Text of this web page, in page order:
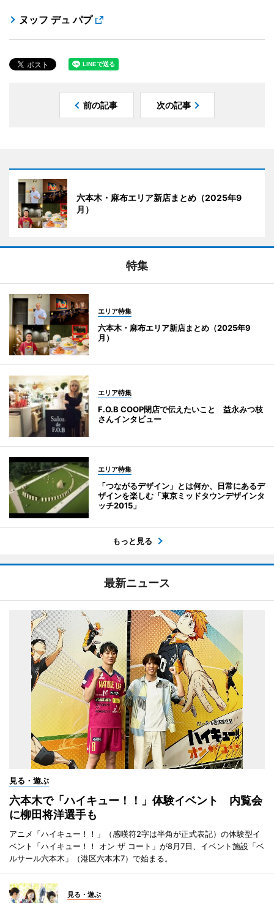
ヌッフ デュ パプ
前の記事 次の記事
六本木・麻布エリア新店まとめ（2025年9
月）
特集
エリア特集
六本木・麻布エリア新店まとめ（2025年9
月）
エリア特集
F.O.B COOP閉店で伝えたいこと 益永みつ枝
さんインタビュー
エリア特集
「つながるデザイン」とは何か、日常にあるデ
ザインを楽しむ「東京ミッドタウンデザインタ
ッチ2015」
もっと見る
最新ニュース
見る・遊ぶ
六本木で「ハイキュー！！」体験イベント 内覧会
に柳田将洋選手も
アニメ「ハイキュー！！」（感嘆符2字は半角が正式表記）の体験型イ
ベント「ハイキュー！！ オン ザ コート」が8月7日、イベント施設「ベ
ルサール六本木」（港区六本木7）で始まる。
見る・遊ぶ